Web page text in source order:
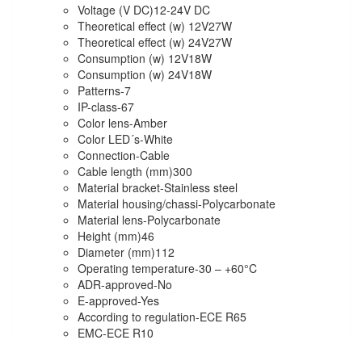
Voltage (V DC)12-24V DC
Theoretical effect (w) 12V27W
Theoretical effect (w) 24V27W
Consumption (w) 12V18W
Consumption (w) 24V18W
Patterns-7
IP-class-67
Color lens-Amber
Color LED´s-White
Connection-Cable
Cable length (mm)300
Material bracket-Stainless steel
Material housing/chassi-Polycarbonate
Material lens-Polycarbonate
Height (mm)46
Diameter (mm)112
Operating temperature-30 – +60°C
ADR-approved-No
E-approved-Yes
According to regulation-ECE R65
EMC-ECE R10